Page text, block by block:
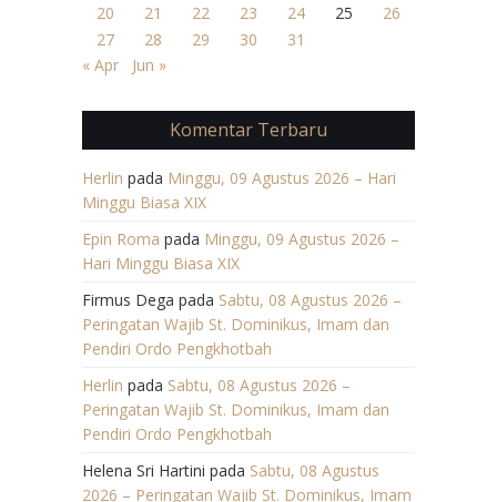
20
21 22 23 24 25
26
27
28 29 30
31
« Apr
Jun »
Komentar Terbaru
Herlin pada Minggu, 09 Agustus 2026 – Hari
Minggu Biasa XIX
Epin Roma pada Minggu, 09 Agustus 2026 –
Hari Minggu Biasa XIX
Firmus Dega pada Sabtu, 08 Agustus 2026 –
Peringatan Wajib St. Dominikus, Imam dan
Pendiri Ordo Pengkhotbah
Herlin pada Sabtu, 08 Agustus 2026 –
Peringatan Wajib St. Dominikus, Imam dan
Pendiri Ordo Pengkhotbah
Helena Sri Hartini pada Sabtu, 08 Agustus
2026 – Peringatan Wajib St. Dominikus, Imam